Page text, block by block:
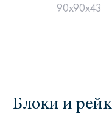
90x90x43
Блоки и